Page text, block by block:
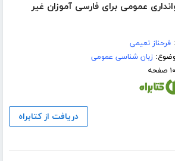
عمومی برای فارسی آموزان غیر
فرحناز نعیمی
زبان شناسی عمومی
دریافت از کتابراه